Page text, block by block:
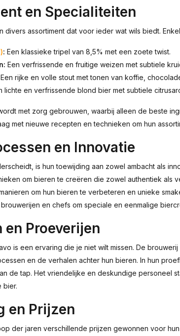
en Specialiteiten
divers assortiment dat voor ieder wat wils biedt.
: Een klassieke tripel van 8,5% met een zoete twist.
Een verfrissende en fruitige weizen met subtiele
Een rijke en volle stout met tonen van koffie,
lichte en verfrissende blond bier met subtiele
met zorg gebrouwen, waarbij alleen de beste
met nieuwe recepten en technieken om hun
en Innovatie
is hun toewijding aan zowel ambacht als
om bieren te creëren die zowel authentiek als
om hun bieren te verbeteren en unieke
en chefs om speciale en eenmalige
en Proeverijen
is een ervaring die je niet wilt missen. De
en de verhalen achter hun bieren. In hun
de tap. Het vriendelijke en deskundige personeel
bier.
en Prijzen
der jaren verschillende prijzen gewonnen voor